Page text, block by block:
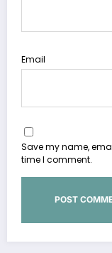
Email
Save my name,
time I comment.